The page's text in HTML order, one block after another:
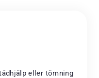
eller tömning